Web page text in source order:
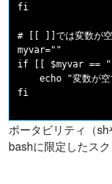
fi
# [[ ]]では変数が空
myvar=""
if [[ $myvar ==
echo "変数が空
ポータビリティ（
bashに限定したス